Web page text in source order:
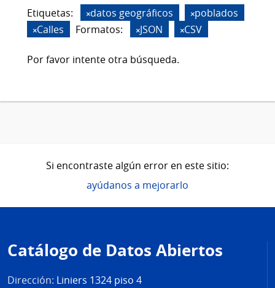
Etiquetas: datos geográficos
poblados
Calles
Formatos: JSON CSV
Por favor intente otra búsqueda.
Si encontraste algún error en este sitio:
ayúdanos a mejorarlo
de
página
Catálogo de Datos Abiertos
Dirección: Liniers 1324 piso 4